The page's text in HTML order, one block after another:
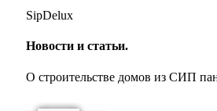
SipDelux
Новости и статьи.
О строительстве домов из СИП